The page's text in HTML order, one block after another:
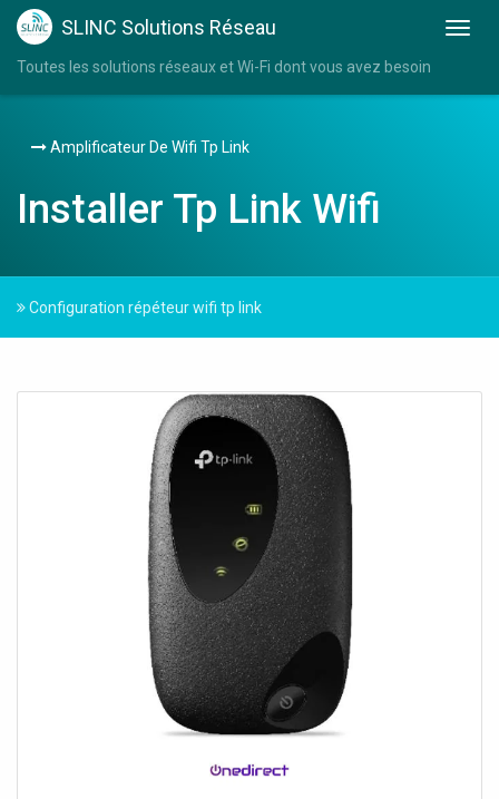
SLINC Solutions Réseau
Toutes les solutions réseaux et Wi-Fi dont vous avez besoin
Amplificateur De Wifi Tp Link
Installer Tp Link Wifi
Configuration répéteur wifi tp link